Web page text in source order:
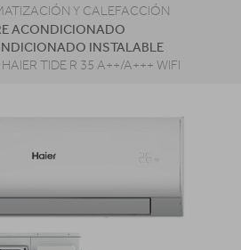
Y CALEFACCIÓN
ACONDICIONADO
INSTALABLE
TIDE R 35 A++/A+++ WIFI